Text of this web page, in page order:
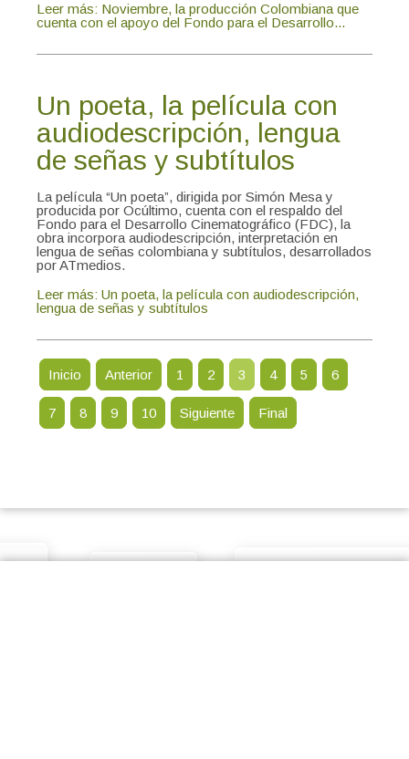
Leer más: Noviembre, la producción Colombiana que
cuenta con el apoyo del Fondo para el Desarrollo...
Un poeta, la película con
audiodescripción, lengua
de señas y subtítulos
La película “Un poeta”, dirigida por Simón Mesa y
producida por Ocúltimo, cuenta con el respaldo del
Fondo para el Desarrollo Cinematográfico (FDC), la
obra incorpora audiodescripción, interpretación en
lengua de señas colombiana y subtítulos, desarrollados
por ATmedios.
Leer más: Un poeta, la película con audiodescripción,
lengua de señas y subtítulos
Inicio Anterior 1 2 3 4 5 6
7 8 9 10 Siguiente Final